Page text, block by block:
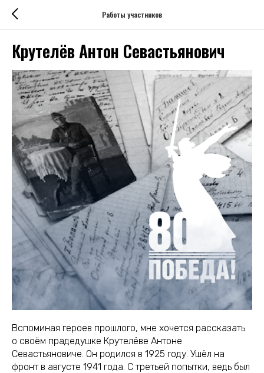
Работы участников
Крутелёв Антон Севастьянович
Вспоминая героев прошлого, мне хочется рассказать
о своём прадедушке Крутелёве Антоне
Севастьяновиче. Он родился в 1925 году. Ушёл на
фронт в августе 1941 года. С третьей попытки, ведь был